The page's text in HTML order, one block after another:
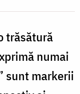
trăsătură
numai
sunt markerii